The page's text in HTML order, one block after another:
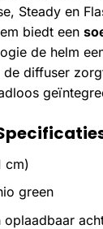
Steady en
biedt een
de helm
de diffuser
cm)
green
oplaadbaar